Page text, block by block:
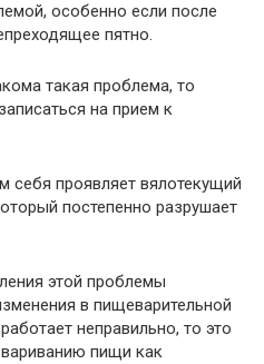
особенно если после
пятно.
такая проблема, то
на прием к
себя проявляет вялотекущий
постепенно разрушает
этой проблемы
в пищеварительной
неправильно, то это
пищи как